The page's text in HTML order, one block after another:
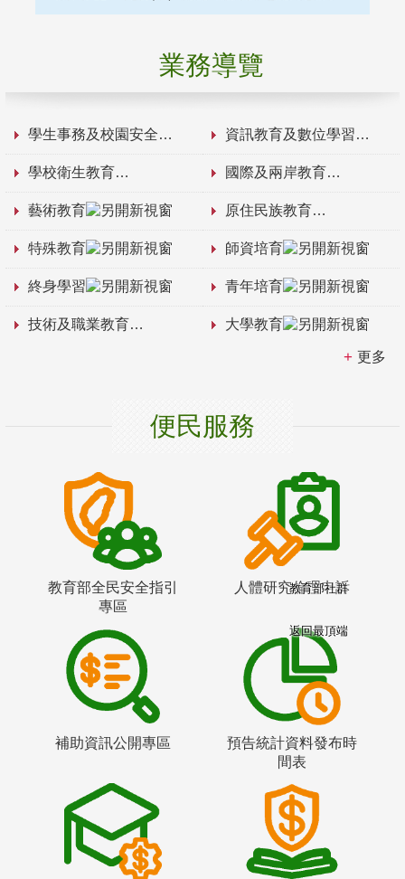
業務導覽
學生事務及校園安全 資訊教育及數位學習
學校衛生教育 國際及兩岸教育
藝術教育 原住民族教育
特殊教育 師資培育
終身學習 青年培育
技術及職業教育 大學教育
更多
便民服務
教育部全民安全指引
專區
人體研究倫理申訴
補助資訊公開專區
預告統計資料發布時
間表
教育部社群
返回最頂端